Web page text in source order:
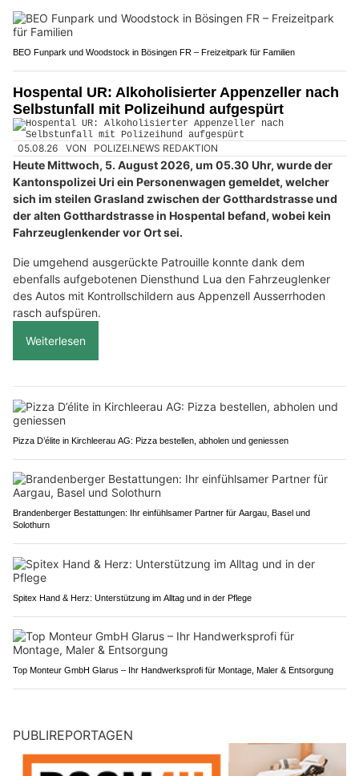
BEO Funpark und Woodstock in Bösingen FR – Freizeitpark für Familien
Hospental UR: Alkoholisierter Appenzeller nach
Selbstunfall mit Polizeihund aufgespürt
05.08.26 VON POLIZEI.NEWS REDAKTION
Heute Mittwoch, 5. August 2026, um 05.30 Uhr, wurde der
Kantonspolizei Uri ein Personenwagen gemeldet, welcher
sich im steilen Grasland zwischen der Gotthardstrasse und
der alten Gotthardstrasse in Hospental befand, wobei kein
Fahrzeuglenkender vor Ort sei.
Die umgehend ausgerückte Patrouille konnte dank dem
ebenfalls aufgebotenen Diensthund Lua den Fahrzeuglenker
des Autos mit Kontrollschildern aus Appenzell Ausserrhoden
rasch aufspüren.
Weiterlesen
Pizza D’élite in Kirchleerau AG: Pizza bestellen, abholen und geniessen
Brandenberger Bestattungen: Ihr einfühlsamer Partner für Aargau, Basel und
Solothurn
Spitex Hand & Herz: Unterstützung im Alltag und in der Pflege
Top Monteur GmbH Glarus – Ihr Handwerksprofi für Montage, Maler & Entsorgung
PUBLIREPORTAGEN